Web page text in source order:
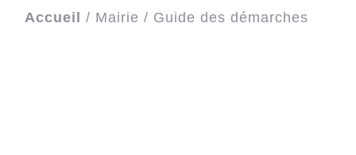
Accueil / Mairie / Guide des démarches